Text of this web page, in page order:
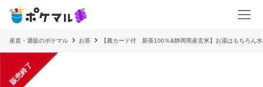
産直・通販のポケマル お茶 【農カード付 新茶100％&静岡県産玄米】お湯はもちろん
販売終了